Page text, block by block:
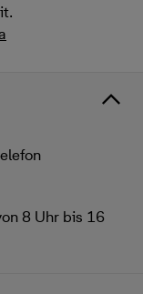
8 Uhr bis 16